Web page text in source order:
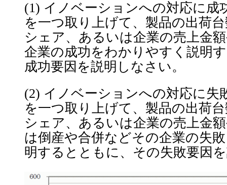
(1) イノベーションへの対応に成
を一つ取り上げて、製品の出荷
シェア、あるいは企業の売上金
企業の成功をわかりやすく説明
成功要因を説明しなさい。
(2) イノベーションへの対応に失
を一つ取り上げて、製品の出荷
シェア、あるいは企業の売上金
は倒産や合併などその企業の失
明するとともに、その失敗要因